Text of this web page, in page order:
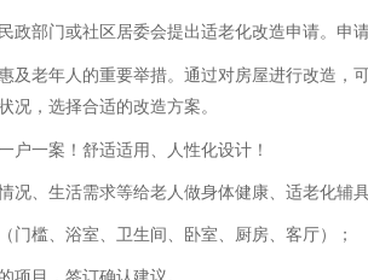
政部门或社区居委会提出适老化改造申请。申
及老年人的重要举措。通过对房屋进行改造
况，选择合适的改造方案。
户一案！舒适适用、人性化设计！
况、生活需求等给老人做身体健康、适老化辅具
门槛、浴室、卫生间、卧室、厨房、客厅）；